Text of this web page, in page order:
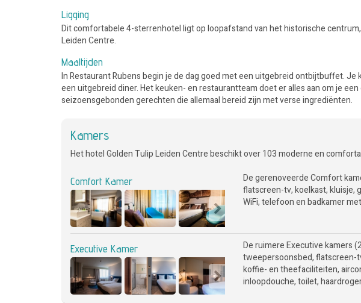
Ligging
Dit comfortabele 4-sterrenhotel ligt op loopafstand van het historische
Leiden Centre.
Maaltijden
In Restaurant Rubens begin je de dag goed met een uitgebreid ontbijtbuffet.
een uitgebreid diner. Het keuken- en restaurantteam doet er alles aan om je
seizoensgebonden gerechten die allemaal bereid zijn met verse ingrediënten.
Kamers
Het hotel Golden Tulip Leiden Centre beschikt over 103 moderne en
Comfort Kamer
De gerenoveerde Comfort
flatscreen-tv, koelkast, kluisje,
WiFi, telefoon en badkamer
Executive Kamer
De ruimere Executive kamers
tweepersoonsbed, flatscreen-
koffie- en theefaciliteiten,
inloopdouche, toilet,